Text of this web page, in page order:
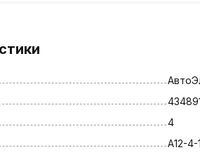
4
А12-4-